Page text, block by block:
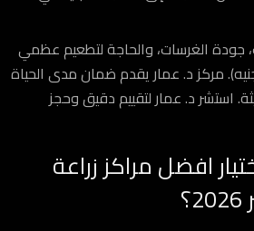
جودة الغرسات، والحاجة لتطعيم عظمي
(5,000-20,000 جنيه). مركز د. عمار يقدم ضمان مدى الحياة
استشر د. عمار لتقييم دقيق وحجز
افضل مراكز زراعة